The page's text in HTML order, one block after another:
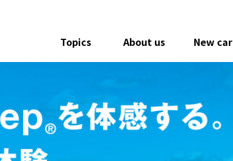
Topics About us New car